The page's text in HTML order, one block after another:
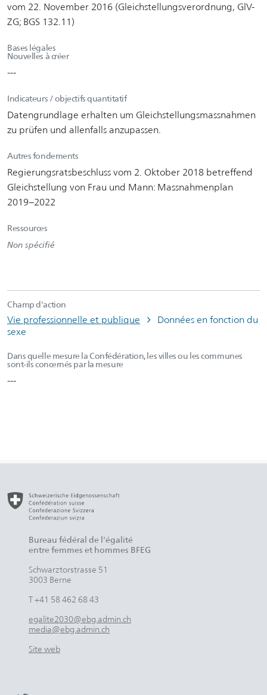
vom 22. November 2016 (Gleichstellungsverordnung, GlV-
ZG; BGS 132.11)
Bases légales
Nouvelles à créer
---
Indicateurs / objectifs quantitatif
Datengrundlage erhalten um Gleichstellungsmassnahmen
zu prüfen und allenfalls anzupassen.
Autres fondements
Regierungsratsbeschluss vom 2. Oktober 2018 betreffend
Gleichstellung von Frau und Mann: Massnahmenplan
2019–2022
Ressources
Non spécifié
Champ d'action
Vie professionnelle et publique
Données en fonction du
sexe
Dans quelle mesure la Confédération, les villes ou les communes
sont-ils concernés par la mesure
---
Bureau fédéral de l'égalité
entre femmes et hommes BFEG
Schwarztorstrasse 51
3003 Berne
T +41 58 462 68 43
egalite2030@ebg.admin.ch
media@ebg.admin.ch
Site web